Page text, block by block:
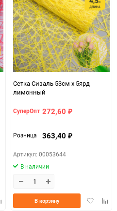
Сетка Сизаль 53см х 5ярд
лимонный
СуперОпт 272,60 ₽
Розница 363,40 ₽
Артикул: 00053644
В наличии
Добавить
В корзину